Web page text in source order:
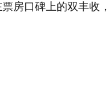
房口碑上的双丰收，